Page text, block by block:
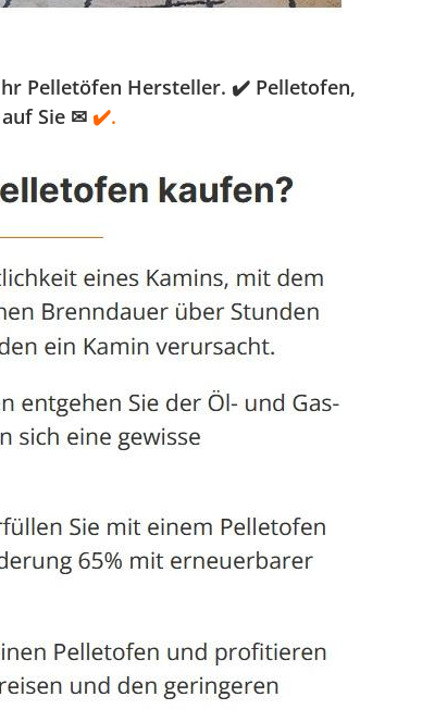
Pelletöfen Hersteller. ✔️ Pelletofen,
Sie ✉ ✔️.